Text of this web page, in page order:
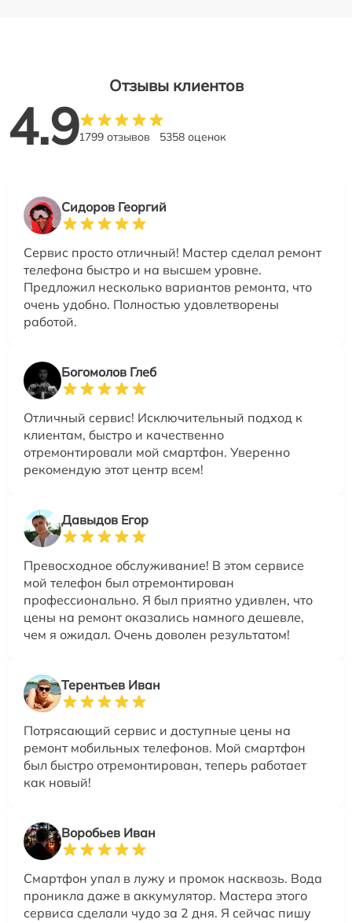
Отзывы клиентов
4.91799 отзывов 5358 оценок
Сидоров Георгий
Сервис просто отличный! Мастер сделал ремонт
телефона быстро и на высшем уровне.
Предложил несколько вариантов ремонта, что
очень удобно. Полностью удовлетворены
работой.
Богомолов Глеб
Отличный сервис! Исключительный подход к
клиентам, быстро и качественно
отремонтировали мой смартфон. Уверенно
рекомендую этот центр всем!
Давыдов Егор
Превосходное обслуживание! В этом сервисе
мой телефон был отремонтирован
профессионально. Я был приятно удивлен, что
цены на ремонт оказались намного дешевле,
чем я ожидал. Очень доволен результатом!
Терентьев Иван
Потрясающий сервис и доступные цены на
ремонт мобильных телефонов. Мой смартфон
был быстро отремонтирован, теперь работает
как новый!
Воробьев Иван
Смартфон упал в лужу и промок насквозь. Вода
проникла даже в аккумулятор. Мастера этого
сервиса сделали чудо за 2 дня. Я сейчас пишу